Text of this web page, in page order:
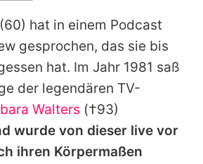
auf Promiflash
Jobs
runterladen
Team
Richtlinien
(60) hat in einem Podcast
gesprochen, das sie bis
hat. Im Jahr 1981 saß
der legendären TV-
Walters (†93)
wurde von dieser live vor
ihren Körpermaßen